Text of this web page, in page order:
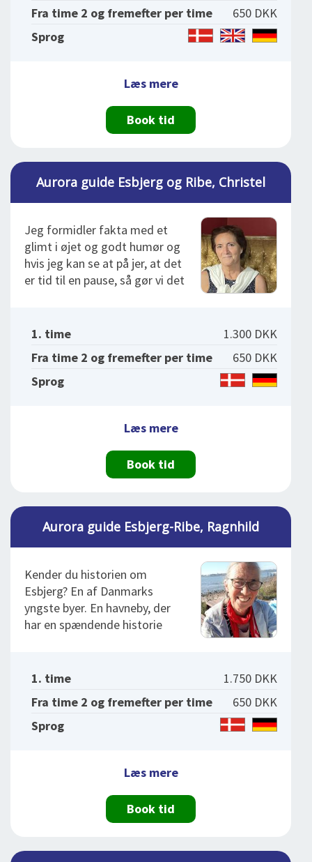
Fra time 2 og fremefter per time
650 DKK
Sprog
Læs mere
Book tid
Aurora guide Esbjerg og Ribe, Christel
Jeg formidler fakta med et
glimt i øjet og godt humør og
hvis jeg kan se at på jer, at det
er tid til en pause, så gør vi det
1. time
1.300 DKK
Fra time 2 og fremefter per time
650 DKK
Sprog
Læs mere
Book tid
Aurora guide Esbjerg-Ribe, Ragnhild
Kender du historien om
Esbjerg? En af Danmarks
yngste byer. En havneby, der
har en spændende historie
1. time
1.750 DKK
Fra time 2 og fremefter per time
650 DKK
Sprog
Læs mere
Book tid